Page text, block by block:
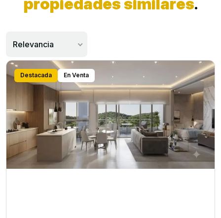
Relevancia
Destacada En Venta